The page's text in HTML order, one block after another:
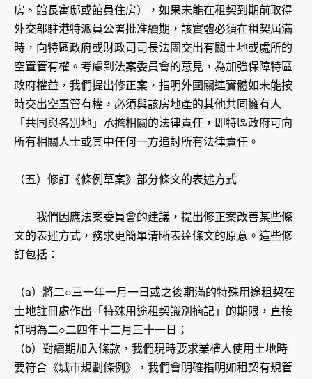
房、館長寓邸或館員住房），如果未能在租契到期前取得
外交部駐港特派員公署批准續期，該實體必須在租契屆滿
時，向特區政府或財政司司長法團交出有關土地或處所的
空置管有權。考慮到法案委員會的意見，為加強保障特區
政府權益，我們提出修正案，指明外國關連實體如未能按
時交出空置管有權，必須與該房地產的其他共同擁有人
「共同與各別地」承擔相關的法律責任，即特區政府可向
所有相關人士或其中任何一方追討所有法律責任。
（五）修訂《條例草案》部分條文的表述方式
我們因應法案委員會的建議，提出修正案改善某些條
文的表述方式，務求更簡單清晰表達條文的原意。這些修
訂包括：
（a）將二○三一年一月一日或之後期滿的特殊用途租契在
土地註冊處作出「特殊用途租契識別摘記」的期限，直接
訂明為二○二四年十二月三十一日；
（b）對續期加入條款，我們現時要求業權人使用土地時
要符合《城市規劃條例》，我們會明確指明如租契有規管